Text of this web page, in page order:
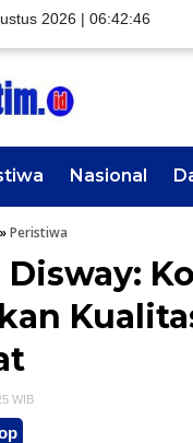
2026 | 06:42:47
Nasional
»Peristiwa
Disway:
WIB